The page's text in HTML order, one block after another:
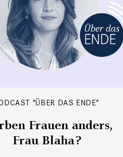
"ÜBER DAS ENDE"
Frauen anders,
Frau Blaha?